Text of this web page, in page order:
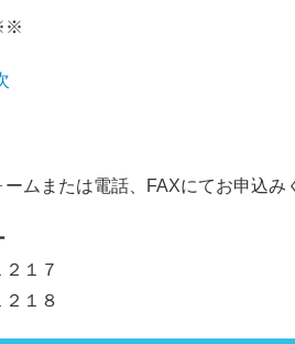
ムまたは電話、FAXにてお申込み
１７
１８